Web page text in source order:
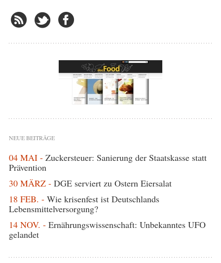
NEUE BEITRÄGE
04 MAI - Zuckersteuer: Sanierung der Staatskasse statt
Prävention
30 MÄRZ - DGE serviert zu Ostern Eiersalat
18 FEB. - Wie krisenfest ist Deutschlands
Lebensmittelversorgung?
14 NOV. - Ernährungswissenschaft: Unbekanntes UFO
gelandet